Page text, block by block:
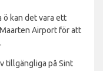
ö kan det vara ett
Airport för att
tillgängliga på Sint